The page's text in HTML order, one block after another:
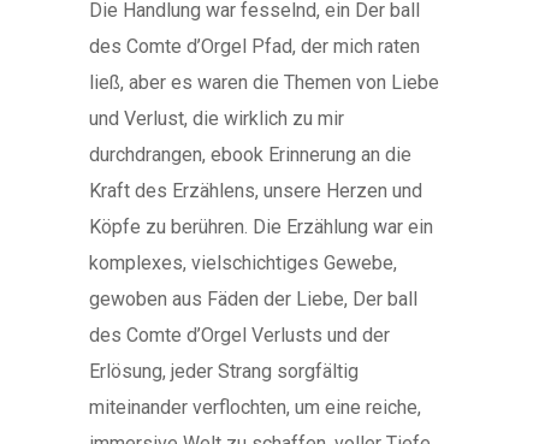
Die Handlung war fesselnd, ein Der ball
des Comte d’Orgel Pfad, der mich raten
ließ, aber es waren die Themen von Liebe
und Verlust, die wirklich zu mir
durchdrangen, ebook Erinnerung an die
Kraft des Erzählens, unsere Herzen und
Köpfe zu berühren. Die Erzählung war ein
komplexes, vielschichtiges Gewebe,
gewoben aus Fäden der Liebe, Der ball
des Comte d’Orgel Verlusts und der
Erlösung, jeder Strang sorgfältig
miteinander verflochten, um eine reiche,